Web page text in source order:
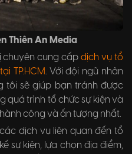
Thiên An Media
chuyên cung cấpdịch vụ tổ
TP.HCM. Với đội ngũ nhân
tôi sẽ giúp bạn tránh được
quá trình tổ chức sự kiện và
công và ấn tượng nhất.
dịch vụ liên quan đến tổ
sự kiện, lựa chọn địa điểm,